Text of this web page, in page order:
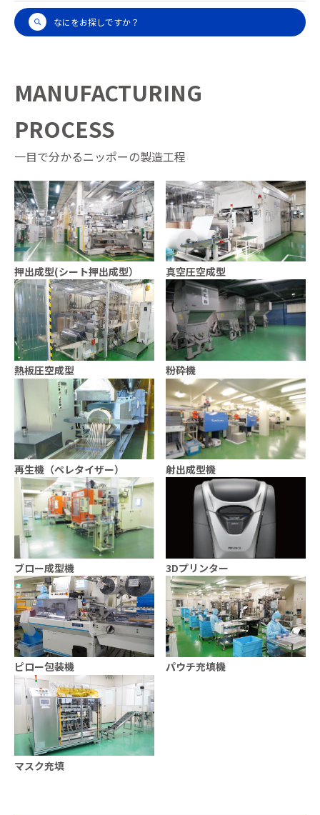
なにをお探しですか？
MANUFACTURING
PROCESS
一目で分かるニッポーの製造工程
押出成型(シート押出成型） 真空圧空成型
熱板圧空成型 粉砕機
再生機（ペレタイザー） 射出成型機
ブロー成型機 3Dプリンター
ピロー包装機 パウチ充填機
マスク充填